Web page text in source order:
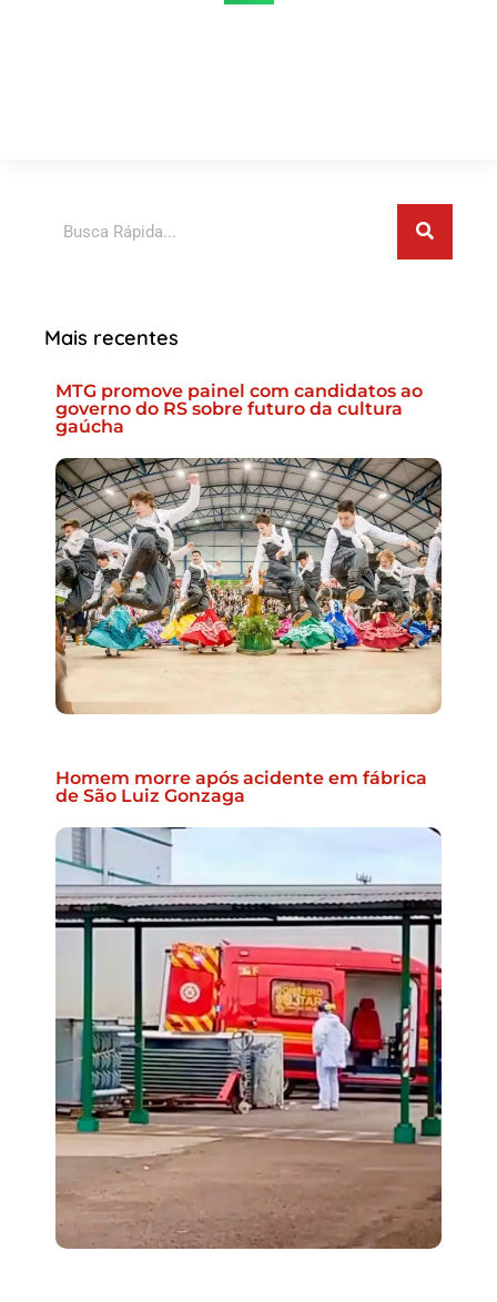
Pesquisar
Mais recentes
MTG promove painel com candidatos ao
governo do RS sobre futuro da cultura
gaúcha
Homem morre após acidente em fábrica
de São Luiz Gonzaga